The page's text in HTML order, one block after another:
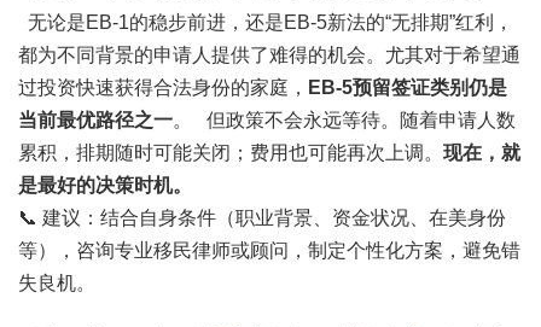
无论是EB-1的稳步前进，还是EB-5新法的“无排期”红利，
都为不同背景的申请人提供了难得的机会。尤其对于希望通
过投资快速获得合法身份的家庭， EB-5预留签证类别仍是
当前最优路径之一。 但政策不会永远等待。随着申请人数
累积，排期随时可能关闭；费用也可能再次上调。 现在，就
是最好的决策时机。
📞 建议：结合自身条件（职业背景、资金状况、在美身份
等），咨询专业移民律师或顾问，制定个性化方案，避免错
失良机。